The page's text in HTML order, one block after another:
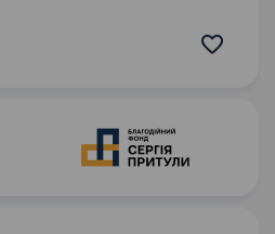
діяльності